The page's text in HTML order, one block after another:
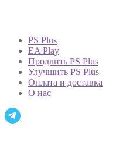
PS Plus
EA Play
Продлить PS Plus
Улучшить PS Plus
Оплата и доставка
О нас